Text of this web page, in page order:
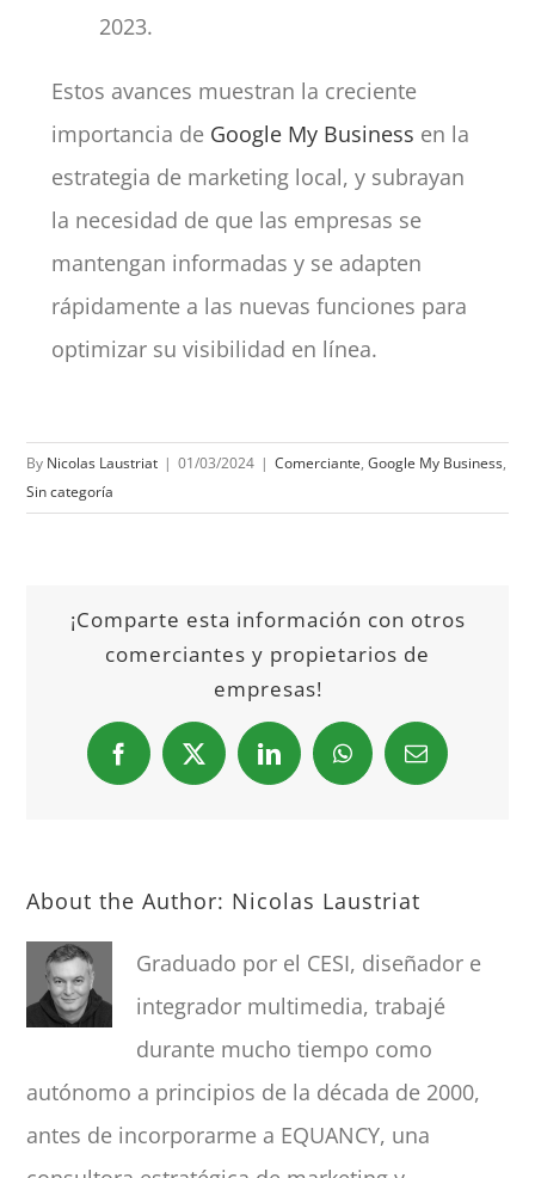
2023.
Estos avances muestran la creciente
importancia de Google My Business en la
estrategia de marketing local, y subrayan
la necesidad de que las empresas se
mantengan informadas y se adapten
rápidamente a las nuevas funciones para
optimizar su visibilidad en línea.
By Nicolas Laustriat | 01/03/2024 | Comerciante,Google My Business,
Sin categoría
¡Comparte esta información con otros
comerciantes y propietarios de
empresas!
Facebook
X LinkedInWhatsAppEmail
About the Author: Nicolas Laustriat
Graduado por el CESI, diseñador e
integrador multimedia, trabajé
durante mucho tiempo como
autónomo a principios de la década de 2000,
antes de incorporarme a EQUANCY, una